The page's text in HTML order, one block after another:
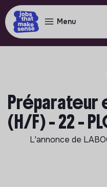
Menu
Préparateur
(H/F) - 22 -
L'annonce de